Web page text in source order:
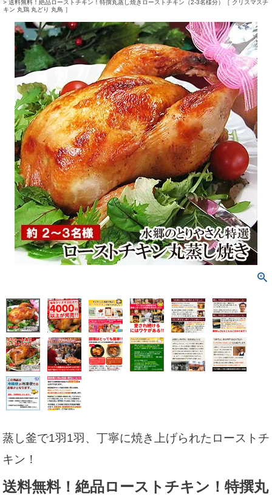
送料無料！絶品ローストチキン！特撰丸蒸し焼きローストチキン（2-3名様分）［ クリスマスチ
キン 丸鶏 丸どり 丸鳥 ］
蒸し釜で1羽1羽、丁寧に焼き上げられたローストチ
キン！
送料無料！絶品ローストチキン！特撰丸